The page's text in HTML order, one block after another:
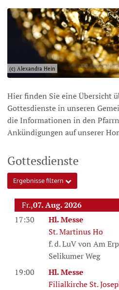
(c) Alexandra Hein
Hier finden Sie eine Übersicht
Gottesdienste in unseren
die Informationen in den
Ankündigungen auf unserer
Gottesdienste
Ergebnisse filtern
Fr.,07. Aug. 2026
17:30
Hl. Messe
St. Martinus Ho
f. d. LuV von Am
Selikumer Weg
19:00
Hl. Messe
Filialkirche St.